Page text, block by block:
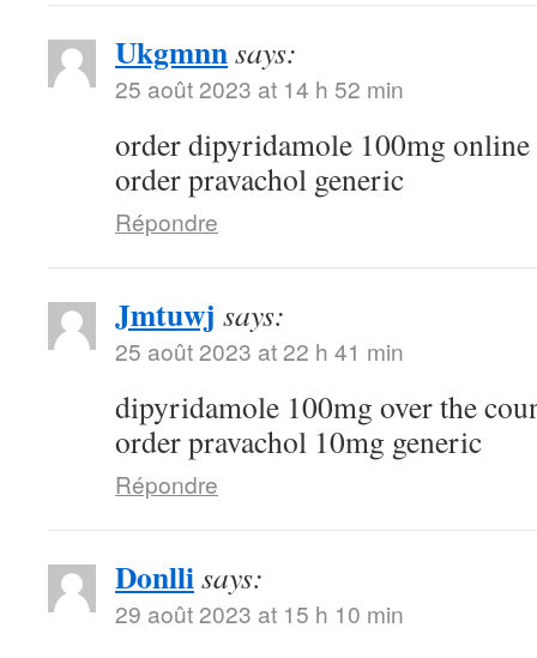
Ukgmnnsays:
25 août 2023 at 14 h 52 min
order dipyridamole 100mg online
order pravachol generic
Répondre
Jmtuwj says:
25 août 2023 at 22 h 41 min
dipyridamole 100mg over the
order pravachol 10mg generic
Répondre
Donllisays:
29 août 2023 at 15 h 10 min